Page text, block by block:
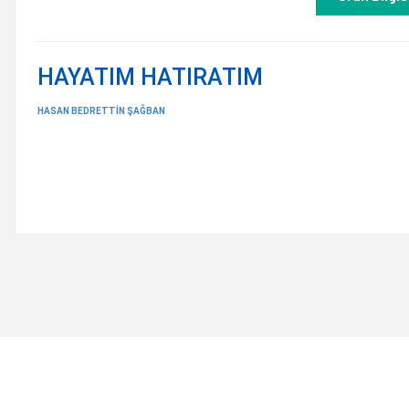
HAYATIM HATIRATIM
HASAN BEDRETTİN ŞAĞBAN